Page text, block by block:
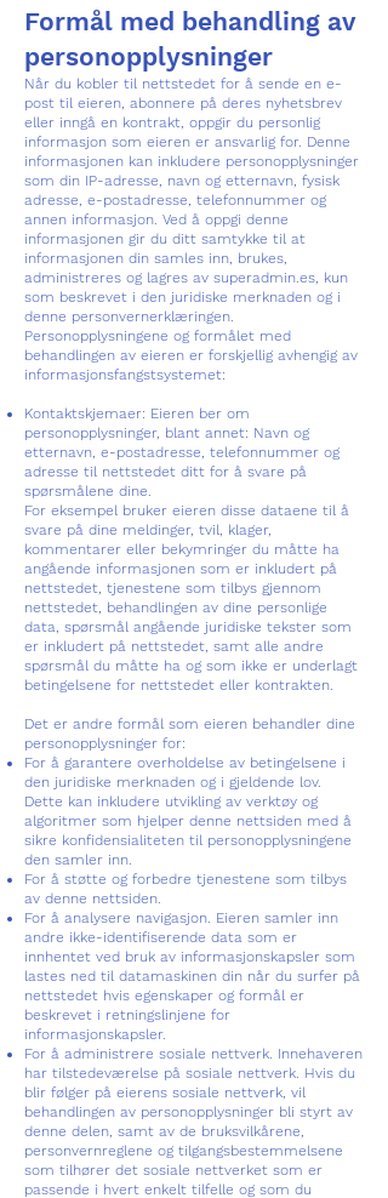
Formål med behandling av
personopplysninger
Når du kobler til nettstedet for å sende en e-
post til eieren, abonnere på deres nyhetsbrev
eller inngå en kontrakt, oppgir du personlig
informasjon som eieren er ansvarlig for. Denne
informasjonen kan inkludere personopplysninger
som din IP-adresse, navn og etternavn, fysisk
adresse, e-postadresse, telefonnummer og
annen informasjon. Ved å oppgi denne
informasjonen gir du ditt samtykke til at
informasjonen din samles inn, brukes,
administreres og lagres av superadmin.es, kun
som beskrevet i den juridiske merknaden og i
denne personvernerklæringen.
Personopplysningene og formålet med
behandlingen av eieren er forskjellig avhengig av
informasjonsfangstsystemet:
Kontaktskjemaer: Eieren ber om
personopplysninger, blant annet: Navn og
etternavn, e-postadresse, telefonnummer og
adresse til nettstedet ditt for å svare på
spørsmålene dine.
For eksempel bruker eieren disse dataene til å
svare på dine meldinger, tvil, klager,
kommentarer eller bekymringer du måtte ha
angående informasjonen som er inkludert på
nettstedet, tjenestene som tilbys gjennom
nettstedet, behandlingen av dine personlige
data, spørsmål angående juridiske tekster som
er inkludert på nettstedet, samt alle andre
spørsmål du måtte ha og som ikke er underlagt
betingelsene for nettstedet eller kontrakten.
Det er andre formål som eieren behandler dine
personopplysninger for:
For å garantere overholdelse av betingelsene i
den juridiske merknaden og i gjeldende lov.
Dette kan inkludere utvikling av verktøy og
algoritmer som hjelper denne nettsiden med å
sikre konfidensialiteten til personopplysningene
den samler inn.
For å støtte og forbedre tjenestene som tilbys
av denne nettsiden.
For å analysere navigasjon. Eieren samler inn
andre ikke-identifiserende data som er
innhentet ved bruk av informasjonskapsler som
lastes ned til datamaskinen din når du surfer på
nettstedet hvis egenskaper og formål er
beskrevet i retningslinjene for
informasjonskapsler.
For å administrere sosiale nettverk. Innehaveren
har tilstedeværelse på sosiale nettverk. Hvis du
blir følger på eierens sosiale nettverk, vil
behandlingen av personopplysninger bli styrt av
denne delen, samt av de bruksvilkårene,
personvernreglene og tilgangsbestemmelsene
som tilhører det sosiale nettverket som er
passende i hvert enkelt tilfelle og som du